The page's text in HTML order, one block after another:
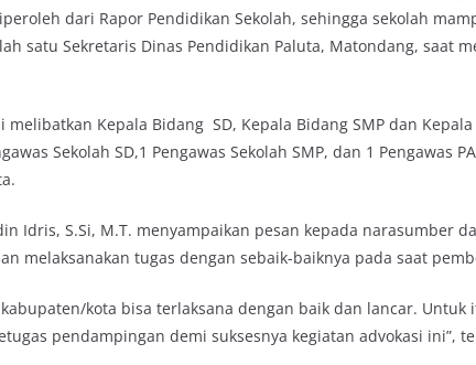
dari Rapor Pendidikan Sekolah, sehingga sekolah
satu Sekretaris Dinas Pendidikan Paluta, Matondang, saat
Kepala Bidang SD, Kepala Bidang SMP dan Kepala
Sekolah SD,1 Pengawas Sekolah SMP, dan 1 Pengawas
Idris, S.Si, M.T. menyampaikan pesan kepada narasumber
melaksanakan tugas dengan sebaik-baiknya pada saat
kota bisa terlaksana dengan baik dan lancar.
pendampingan demi suksesnya kegiatan advokasi ini”,